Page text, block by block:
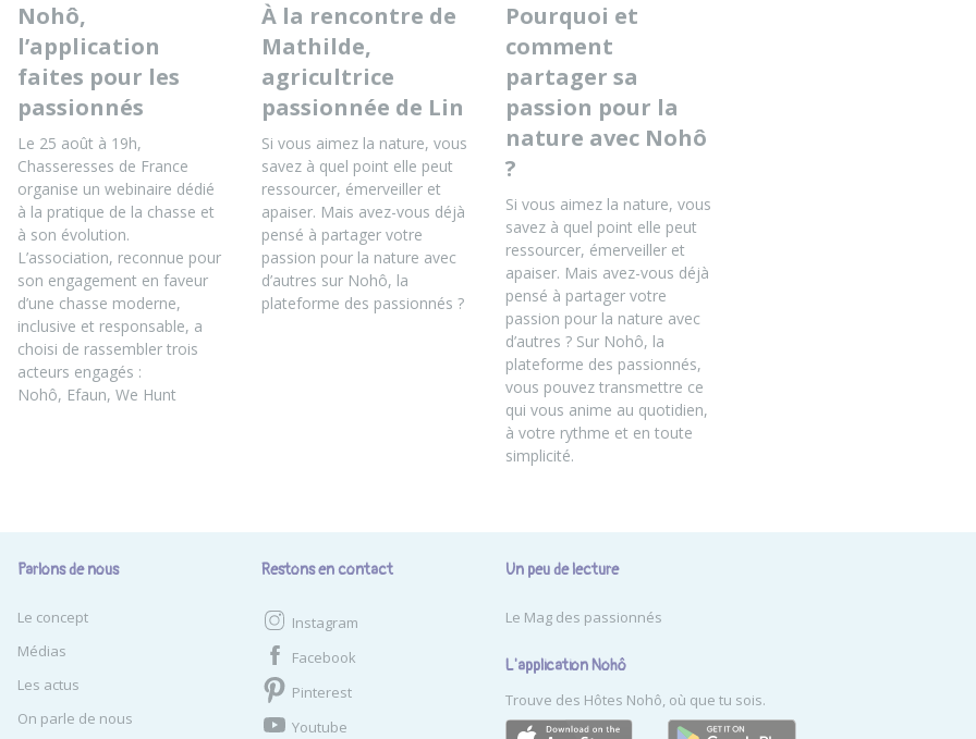
Nohô,
l’application
faites pour les
passionnés
Le 25 août à 19h,
Chasseresses de France
organise un webinaire dédié
à la pratique de la chasse et
à son évolution.
L’association, reconnue pour
son engagement en faveur
d’une chasse moderne,
inclusive et responsable, a
choisi de rassembler trois
acteurs engagés :
Nohô, Efaun, We Hunt
À la rencontre de
Mathilde,
agricultrice
passionnée de Lin
Si vous aimez la nature, vous
savez à quel point elle peut
ressourcer, émerveiller et
apaiser. Mais avez-vous déjà
pensé à partager votre
passion pour la nature avec
d’autres sur Nohô, la
plateforme des passionnés ?
Pourquoi et
comment
partager sa
passion pour la
nature avec Nohô
?
Si vous aimez la nature, vous
savez à quel point elle peut
ressourcer, émerveiller et
apaiser. Mais avez-vous déjà
pensé à partager votre
passion pour la nature avec
d’autres ? Sur Nohô, la
plateforme des passionnés,
vous pouvez transmettre ce
qui vous anime au quotidien,
à votre rythme et en toute
simplicité.
Parlons de nous
Le concept
Médias
Les actus
On parle de nous
Restons en contact
Instagram
Facebook
Pinterest
Youtube
Un peu de lecture
Le Mag des passionnés
L'application Nohô
Trouve des Hôtes Nohô, où que tu sois.